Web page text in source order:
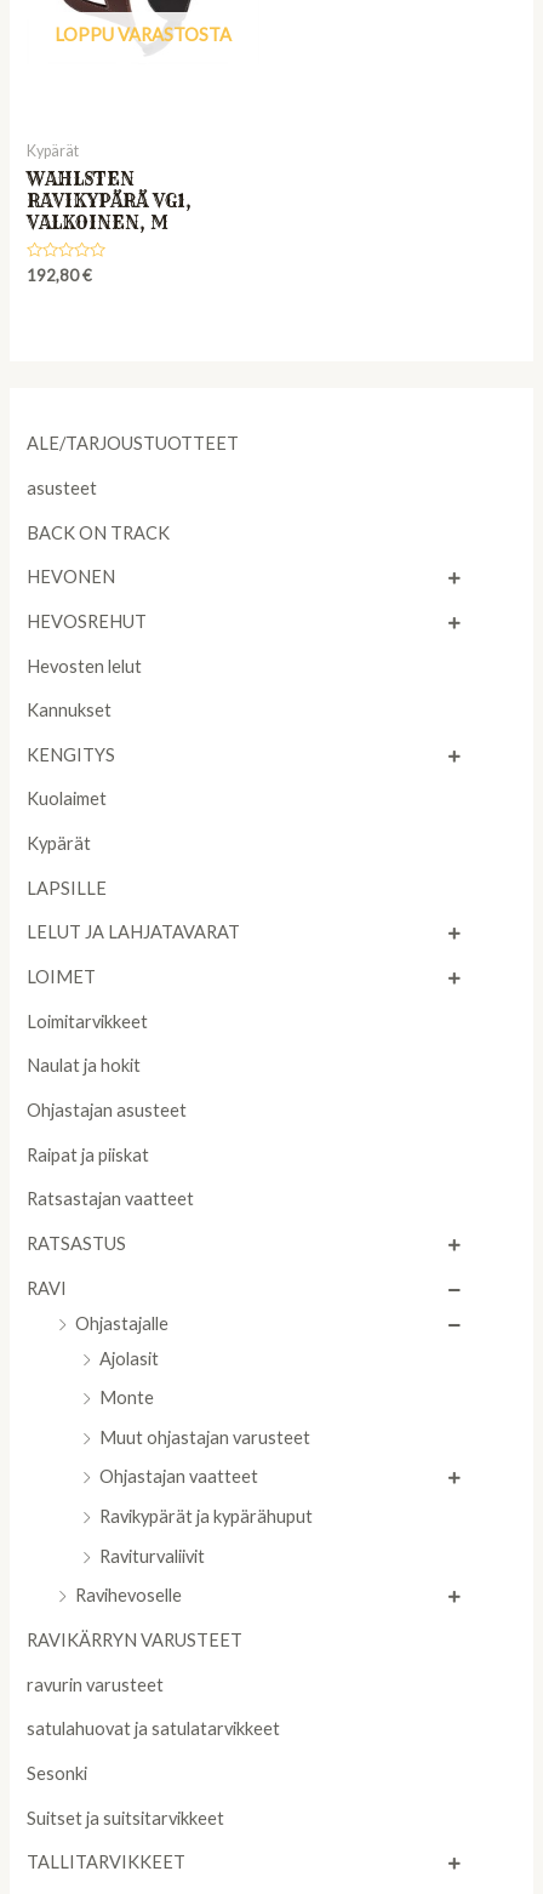
ALE/TARJOUSTUOTTEET
asusteet
BACK ON TRACK
HEVONEN
HEVOSREHUT
Hevosten lelut
Kannukset
KENGITYS
Kuolaimet
Kypärät
LAPSILLE
LELUT JA LAHJATAVARAT
LOIMET
Loimitarvikkeet
Naulat ja hokit
Ohjastajan asusteet
Raipat ja piiskat
Ratsastajan vaatteet
RATSASTUS
RAVI
Ohjastajalle
Ajolasit
Monte
Muut ohjastajan varusteet
Ohjastajan vaatteet
Ravikypärät ja kypärähuput
Raviturvaliivit
Ravihevoselle
RAVIKÄRRYN VARUSTEET
ravurin varusteet
satulahuovat ja satulatarvikkeet
Sesonki
Suitset ja suitsitarvikkeet
TALLITARVIKKEET
LOPPU VARASTOSTA
Kypärät
WAHLSTEN
RAVIKYPÄRÄ VG1,
VALKOINEN, M
Rated
0
192,80€